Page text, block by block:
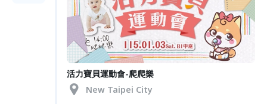
活力寶貝運動會-爬爬樂
New Taipei City